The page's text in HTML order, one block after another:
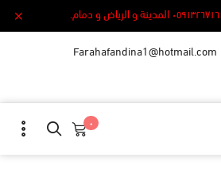
Farahafandina1@hotmail.com
٠